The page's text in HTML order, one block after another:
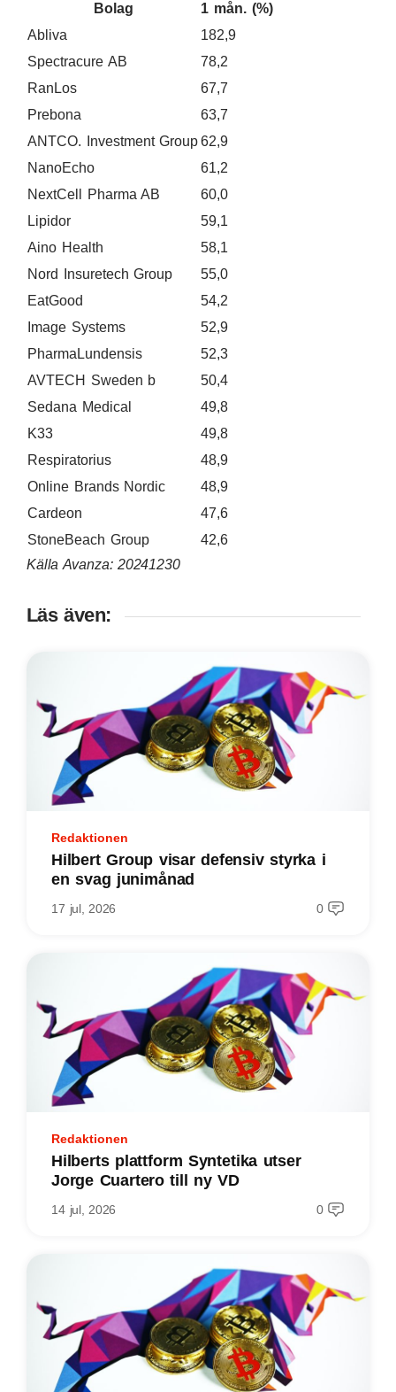
Bolag
1 mån. (%)
Abliva
182,9
Spectracure AB
78,2
RanLos
67,7
Prebona
63,7
ANTCO. Investment Group62,9
NanoEcho
61,2
NextCell Pharma AB
60,0
Lipidor
59,1
Aino Health
58,1
Nord Insuretech Group
55,0
EatGood
54,2
Image Systems
52,9
PharmaLundensis
52,3
AVTECH Sweden b
50,4
Sedana Medical
49,8
K33
49,8
Respiratorius
48,9
Online Brands Nordic
48,9
Cardeon
47,6
StoneBeach Group
42,6
Källa Avanza: 20241230
Läs även:
Redaktionen
Hilbert Group visar defensiv styrka i
en svag junimånad
17 jul, 2026 0
Redaktionen
Hilberts plattform Syntetika utser
Jorge Cuartero till ny VD
14 jul, 2026 0